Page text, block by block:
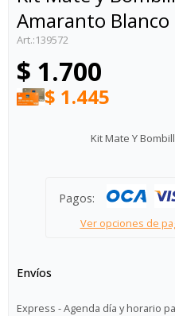
Amaranto Blanco
139572
$ 1.700
$ 1.445
Kit Mate Y
Pagos:
Ver opciones de
Envíos
Express - Agenda día y horario